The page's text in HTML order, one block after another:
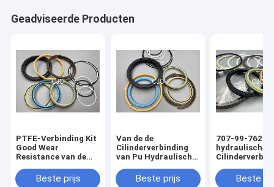
Geadviseerde Producten
PTFE-Verbinding Kit
Good Wear
Resistance van de
Hydraulische
Cilinder
Beste prijs
Van de de
Cilinderverbinding
van Pu Hydraulisch
Weerstandsgraafwerktuig
Seal Kit van Kit High
Beste prijs
707-99-76260
hydraulische
PartsBeste